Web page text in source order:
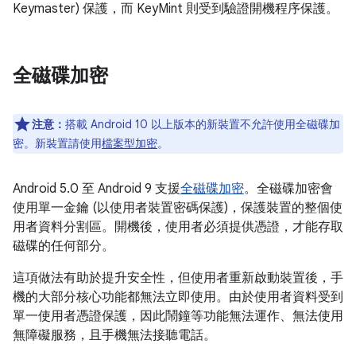
Keymaster) 保護，而 KeyMint 則受到驗證開機程序保護。
全磁碟加密
注意： 搭載 Android 10 以上版本的新裝置不允許使用全磁碟加
密。新裝置請使用檔案型加密。
Android 5.0 至 Android 9 支援全磁碟加密。全磁碟加密會
使用單一金鑰 (以使用者裝置密碼保護)，保護裝置的整個使
用者資料分割區。開機後，使用者必須提供憑證，才能存取
磁碟的任何部分。
這項做法有助於提升安全性，但使用者重新啟動裝置後，手
機的大部分核心功能都無法立即使用。由於使用者資料受到
單一使用者憑證保護，因此鬧鐘等功能無法運作、無法使用
無障礙服務，且手機無法接聽電話。